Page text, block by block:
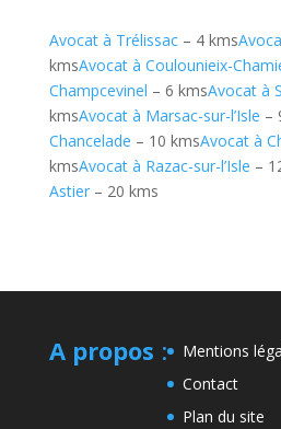
Avocat à Trélissac– 4 kms
kmsAvocat à Coulounieix-
Champcevinel – 6 kmsAvocat à
kmsAvocat à Marsac-sur-l’Isle –
Chancelade – 10 kmsAvocat à
kmsAvocat à Razac-sur-l’Isle –
Astier– 20 kms
A propos :
Mentions
Contact
Plan du site